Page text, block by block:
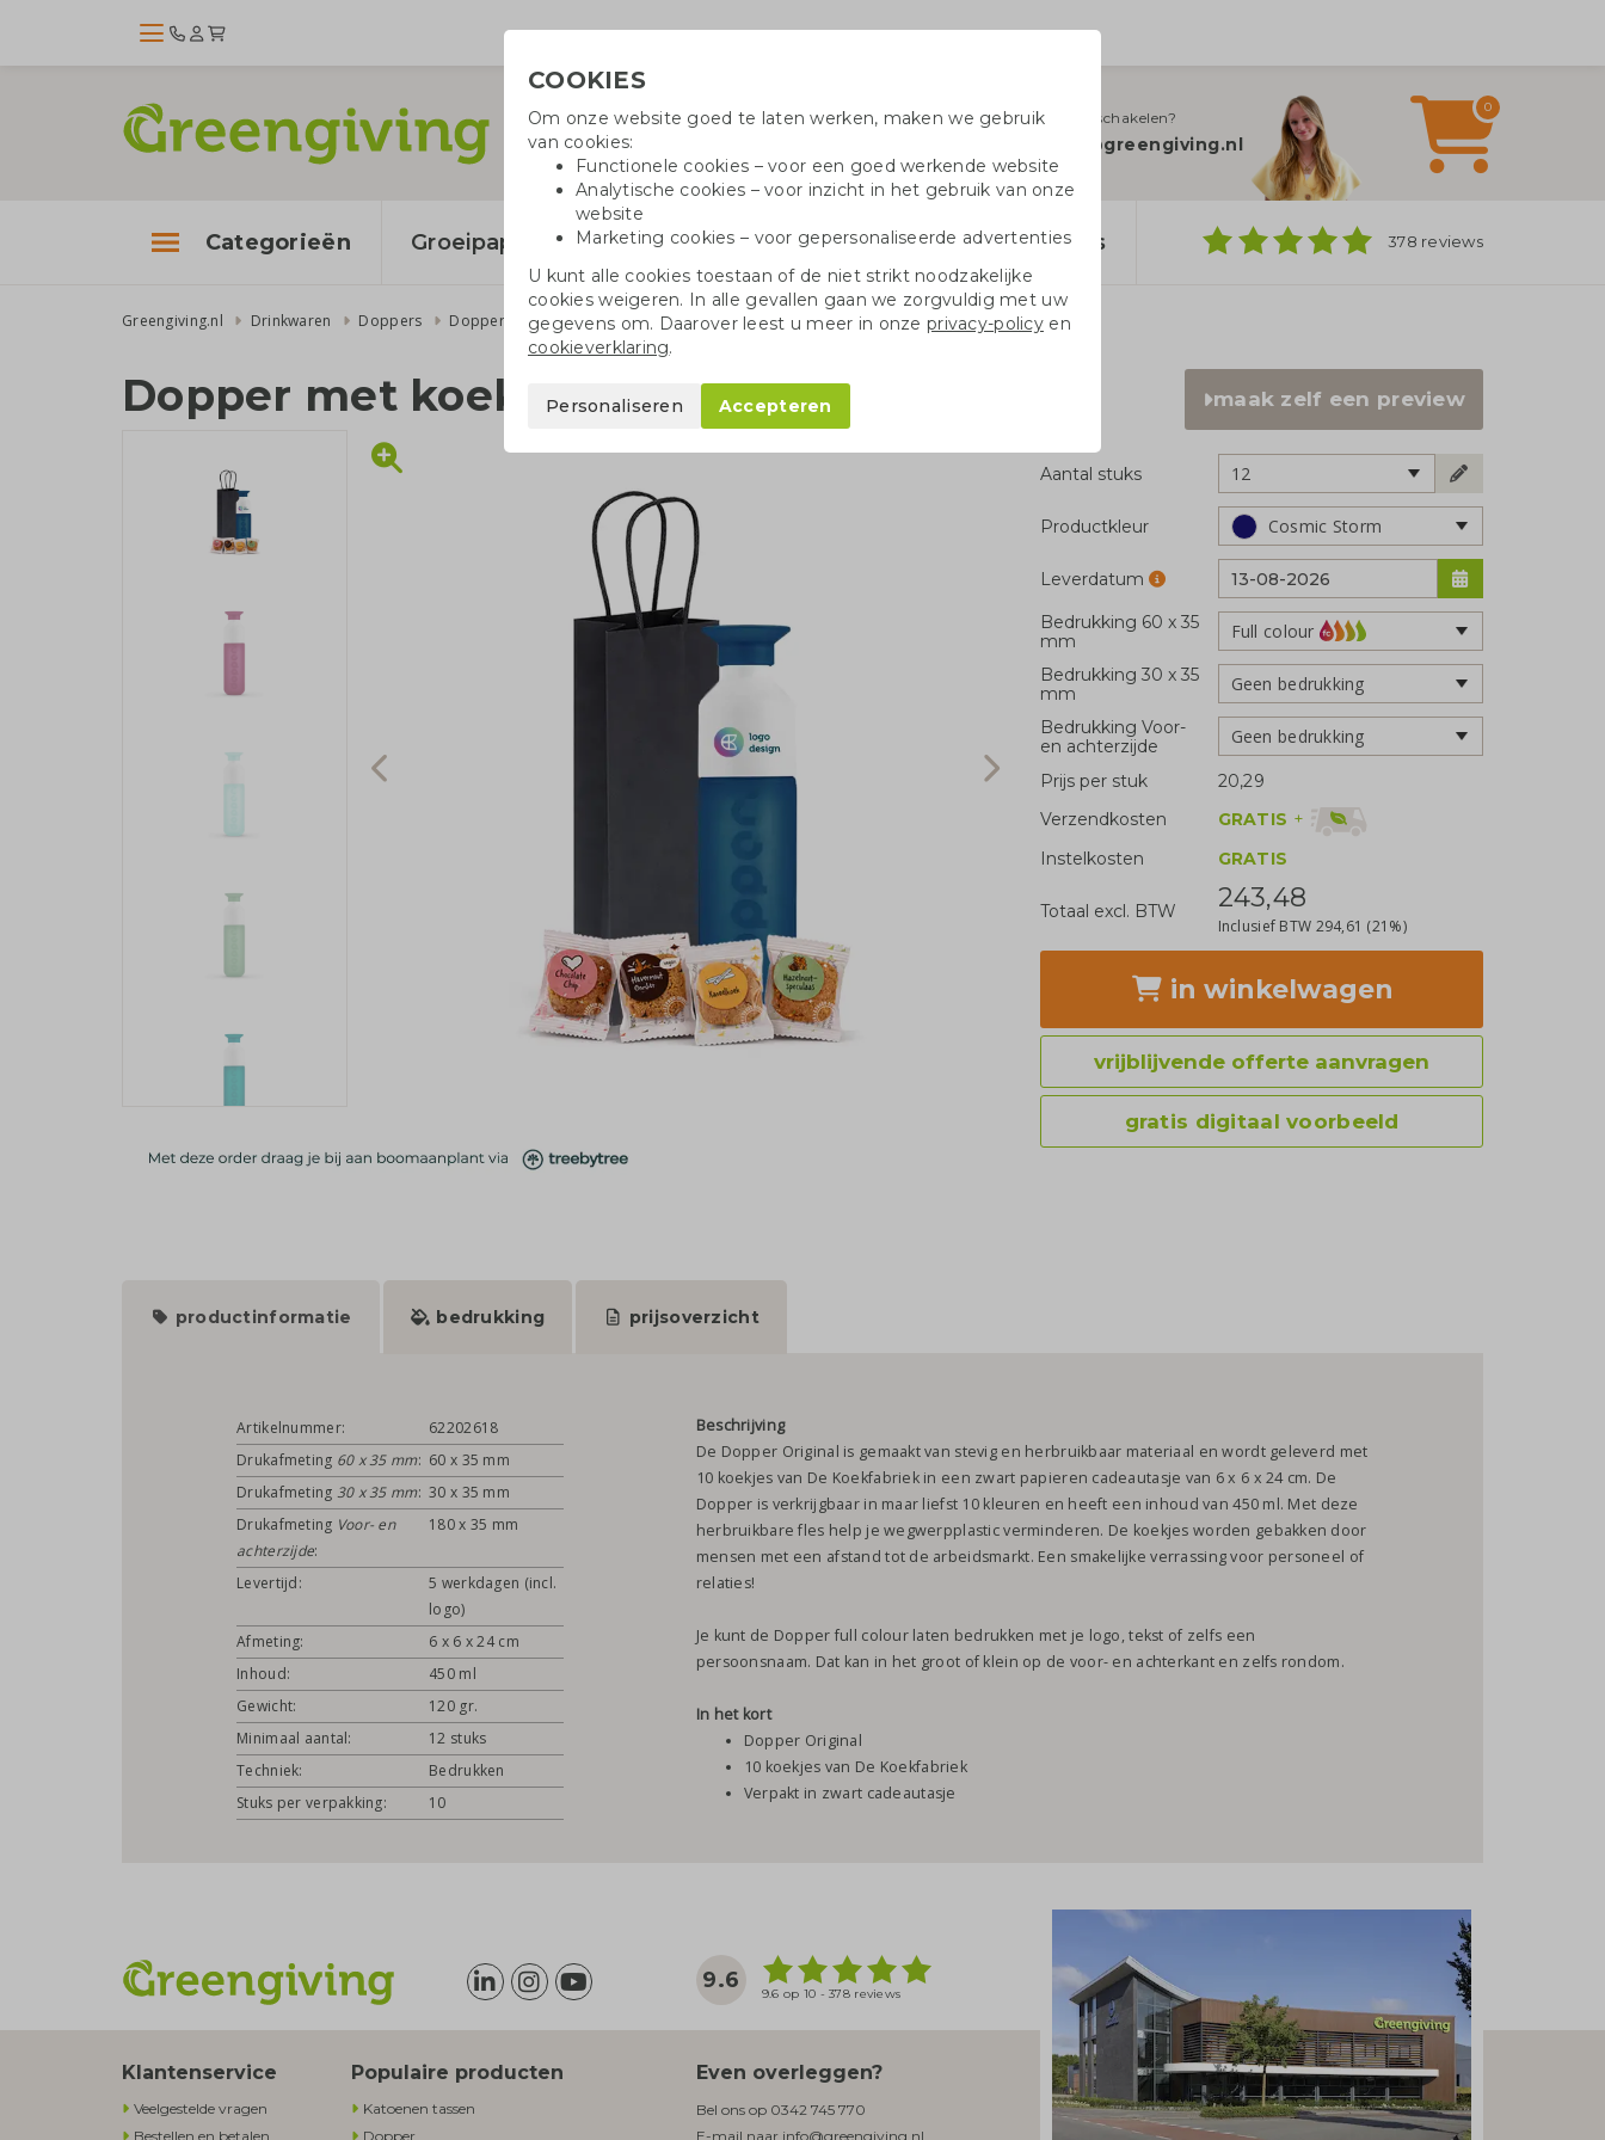
Hulplijn inschakelen?
info@greengiving.nl
0
Categorieën Groeipapier Katoenen tassen Pennen Doppers 378 reviews
Greengiving.nl Drinkwaren Doppers Dopper met koekjes
Dopper met koekjes maak zelf een preview
Aantal stuks 12
Productkleur Cosmic Storm
Leverdatum
Bedrukking 60 x 35
mm
Full colour
Bedrukking 30 x 35
mm
Geen bedrukking
Bedrukking Voor-
en achterzijde
Geen bedrukking
Prijs per stuk
20,29
Verzendkosten
GRATIS +
Instelkosten
GRATIS
Totaal excl. BTW 243,48
Inclusief BTW 294,61 (21%)
in winkelwagen
vrijblijvende offerte aanvragen
gratis digitaal voorbeeld
productinformatie bedrukking prijsoverzicht
Artikelnummer:
62202618
Drukafmeting 60 x 35 mm: 60 x 35 mm
Drukafmeting 30 x 35 mm: 30 x 35 mm
Drukafmeting Voor- en
achterzijde:
180 x 35 mm
Levertijd:
5 werkdagen (incl.
logo)
Afmeting:
6 x 6 x 24 cm
Inhoud:
450 ml
Gewicht:
120 gr.
Minimaal aantal:
12 stuks
Techniek:
Bedrukken
Stuks per verpakking:
10
Beschrijving
De Dopper Original is gemaakt van stevig en herbruikbaar materiaal en wordt geleverd met
10 koekjes van De Koekfabriek in een zwart papieren cadeautasje van 6 x 6 x 24 cm. De
Dopper is verkrijgbaar in maar liefst 10 kleuren en heeft een inhoud van 450 ml. Met deze
herbruikbare fles help je wegwerpplastic verminderen. De koekjes worden gebakken door
mensen met een afstand tot de arbeidsmarkt. Een smakelijke verrassing voor personeel of
relaties!
Je kunt de Dopper full colour laten bedrukken met je logo, tekst of zelfs een
persoonsnaam. Dat kan in het groot of klein op de voor- en achterkant en zelfs rondom.
In het kort
Dopper Original
10 koekjes van De Koekfabriek
Verpakt in zwart cadeautasje
9.6
9.6 op 10 - 378 reviews
Klantenservice
Veelgestelde vragen
Bestellen en betalen
Populaire producten
Katoenen tassen
Dopper
Even overleggen?
Bel ons op 0342 745 770
E-mail naar info@greengiving.nl
COOKIES
Om onze website goed te laten werken, maken we gebruik
van cookies:
Functionele cookies – voor een goed werkende website
Analytische cookies – voor inzicht in het gebruik van onze
website
Marketing cookies – voor gepersonaliseerde advertenties
U kunt alle cookies toestaan of de niet strikt noodzakelijke
cookies weigeren. In alle gevallen gaan we zorgvuldig met uw
gegevens om. Daarover leest u meer in onzeprivacy-policyen
cookieverklaring.
Personaliseren Accepteren